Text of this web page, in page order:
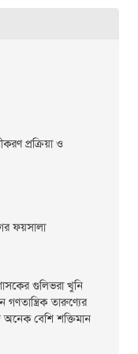
প্রক্রিয়া ও
ফয়সালা
গুলিভরা খুনি
তারুণ্যের
অনেক বেশি শক্তিমান